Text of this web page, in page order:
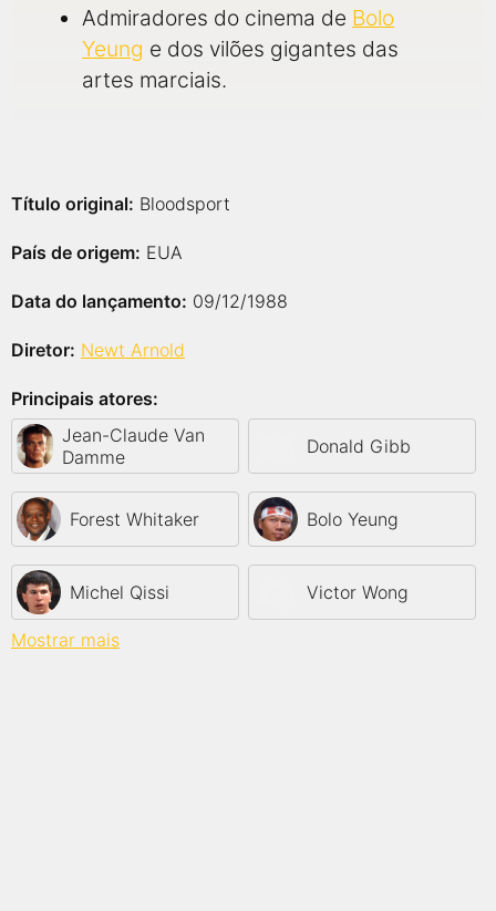
Admiradores do cinema de Bolo
Yeung e dos vilões gigantes das
artes marciais.
Título original: Bloodsport
País de origem: EUA
Data do lançamento: 09/12/1988
Diretor: Newt Arnold
Principais atores:
Jean-Claude Van
Damme
Donald Gibb
Forest Whitaker Bolo Yeung
Michel Qissi Victor Wong
Mostrar mais